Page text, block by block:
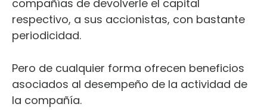
compañías de devolverle el capital
respectivo, a sus accionistas, con bastante
periodicidad.
Pero de cualquier forma ofrecen beneficios
asociados al desempeño de la actividad de
la compañía.